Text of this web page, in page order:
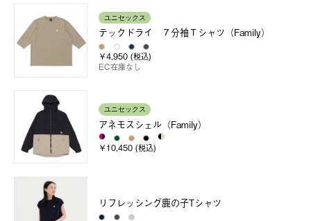
ユニセックス
テックドライ ７分袖Ｔシャツ（Family）
￥4,950 (税込)
EC在庫なし
ユニセックス
アネモスシェル（Family）
￥10,450 (税込)
リフレッシング鹿の子Tシャツ